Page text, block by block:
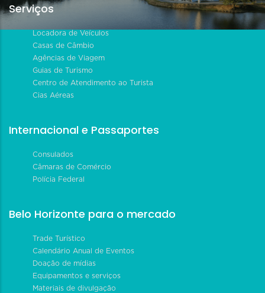
Serviços
Locadora de Veículos
Casas de Câmbio
Agências de Viagem
Guias de Turismo
Centro de Atendimento ao Turista
Cias Aéreas
Internacional e Passaportes
Consulados
Câmaras de Comércio
Polícia Federal
Belo Horizonte para o mercado
Trade Turístico
Calendário Anual de Eventos
Doação de mídias
Equipamentos e serviços
Materiais de divulgação